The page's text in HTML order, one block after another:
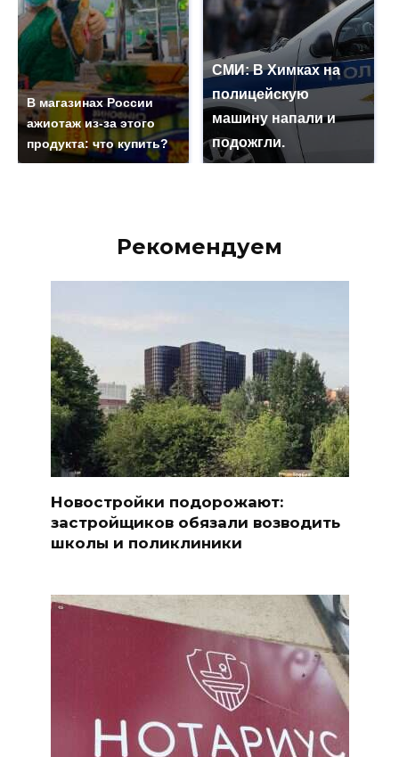
В магазинах России
ажиотаж из-за этого
продукта: что купить?
СМИ: В Химках на
полицейскую
машину напали и
подожгли.
Рекомендуем
Новостройки подорожают:
застройщиков обязали возводить
школы и поликлиники